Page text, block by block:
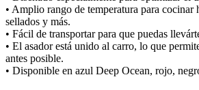
• Amplio rango de temperatura para cocinar
sellados y más.
• Fácil de transportar para que puedas
• El asador está unido al carro, lo que
antes posible.
• Disponible en azul Deep Ocean, rojo,